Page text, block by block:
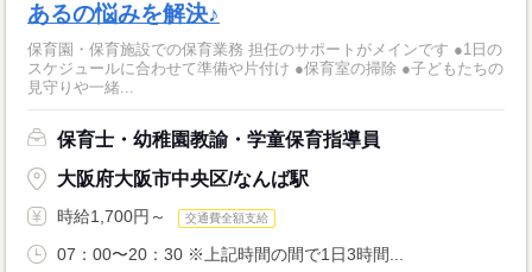
あるの悩みを解決♪
保育園・保育施設での保育業務 担任のサポートがメインです ●1日の
スケジュールに合わせて準備や片付け ●保育室の掃除 ●子どもたちの
見守りや一緒...
保育士・幼稚園教諭・学童保育指導員
大阪府大阪市中央区/なんば駅
時給1,700円～ 交通費全額支給
07：00〜20：30 ※上記時間の間で1日3時間...